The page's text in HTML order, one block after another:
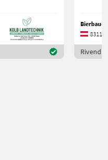
Bierbauer
8311